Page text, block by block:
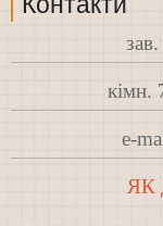
кімн.
e-
ЯК